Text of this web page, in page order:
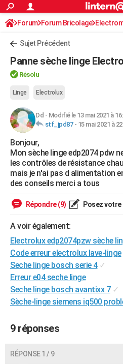
ACTUALITÉS
Politique
Société
Faits Divers
Education
Monde
Villes
+
Programme TV
TNTStreaming
Cinéma
Sorties cinéma
Musique
+FINANCE
Retraite
Impôts
Epargne
Immobilier
Risques naturels par ville
Banque
Assurance
Crédit
AUTO
Essais
Réserver un essai
Citadines
Berlines
SUV
Forum auto
+
HIGH-TECH
Mobiles
Meilleur smartphone
Internet
Ordinateurs
Jeux vidéo
Guide high-tech
Forum
Aménagement intérieur
Extérieur
Cuisine
Salle de bains
Jardinage
Rangement
WEEK-END
Guides de France
Escapades
Patrimoine
Expositions
Musées
Week-end nature
+LIFESTYLE
SANTE
Destinations
City break
Voyage nature
Voyage de noces
Forum
Climat
+PHOTO
GUIDES D'ACHAT
BONS PLANS
CARTE DE VOEUX
Forum Forum Bricolage
Sujet Précédent
Panne sèche linge
Résolu
Linge Electrolux
Dd - Modifié le 13 mai 2021 à
stf_jpd87- 15 mai 2021 à
Bonjour,
Mon sèche linge edp2074 pdw
les contrôles de résistance
mais je n'ai pas d alimentation
des conseils merci a tous
Répondre (9) Posez
A voir également:
Electrolux edp2074pzw sèche
Code erreur electrolux lave-linge
Seche linge bosch serie 4 ✓
Erreur e04 seche linge
Seche linge bosch avantixx 7 ✓
Sèche-linge siemens iq500
9 réponses
RÉPONSE 1 / 9